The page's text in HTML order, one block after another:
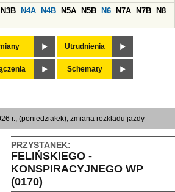
N3B N4A N4B N5A N5B N6 N7A N7B
N8
Utrudnienia
Schematy
r., (poniedziałek), zmiana rozkładu jazdy
PRZYSTANEK:
FELIŃSKIEGO -
KONSPIRACYJNEGO WP
(0170)